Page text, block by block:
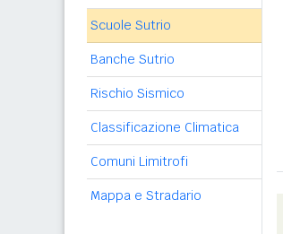
Scuole Sutrio
Banche Sutrio
Rischio Sismico
Classificazione Climatica
Comuni Limitrofi
Mappa e Stradario